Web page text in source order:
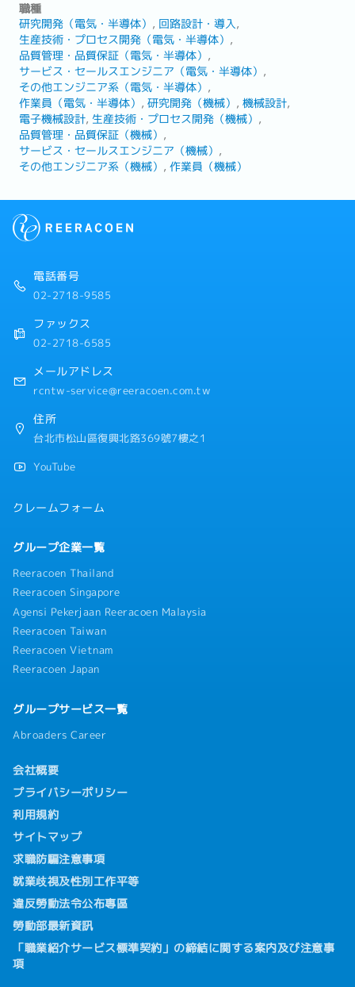
職種
研究開発（電気・半導体）
回路設計・導入
生産技術・プロセス開発（電気・半導体）
品質管理・品質保証（電気・半導体）
サービス・セールスエンジニア（電気・半導体）
その他エンジニア系（電気・半導体）
作業員（電気・半導体）
研究開発（機械）
機械設計
電子機械設計 生産技術・プロセス開発（機械）
品質管理・品質保証（機械）
サービス・セールスエンジニア（機械）
その他エンジニア系（機械）
作業員（機械）
電話番号
02-2718-9585
ファックス
02-2718-6585
メールアドレス
rcntw-service@reeracoen.com.tw
住所
台北市松山區復興北路369號7樓之1
YouTube
クレームフォーム
グループ企業一覧
Reeracoen Thailand
Reeracoen Singapore
Agensi Pekerjaan Reeracoen Malaysia
Reeracoen Taiwan
Reeracoen Vietnam
Reeracoen Japan
グループサービス一覧
Abroaders Career
会社概要
プライバシーポリシー
利用規約
サイトマップ
求職防騙注意事項
就業歧視及性別工作平等
違反勞動法令公布專區
勞動部最新資訊
「職業紹介サービス標準契約」の締結に関する案内及び注意事
項